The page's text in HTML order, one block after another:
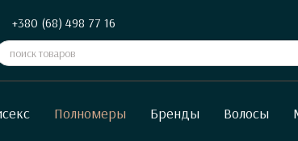
+380 (68) 498 77 16
Полномеры Бренды Волосы